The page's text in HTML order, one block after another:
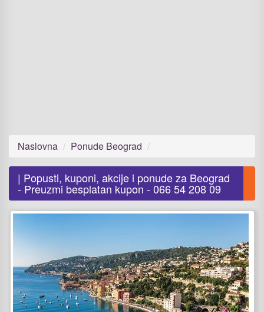
Naslovna Ponude Beograd
| Popusti, kuponi, akcije i ponude za Beograd
- Preuzmi besplatan kupon - 066 54 208 09